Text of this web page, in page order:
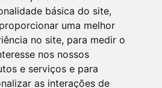
básica do site,
uma melhor
no site, para medir o
nos nossos
e serviços e para
as interações de
sextas-feiras das 7h às 13h
Winter 65 - Centro Bom
CEP 95765-000